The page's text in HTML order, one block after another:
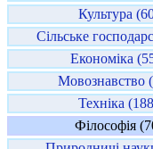
Культура
Сільське
Економіка
Мовознавство
Техніка
Філософія